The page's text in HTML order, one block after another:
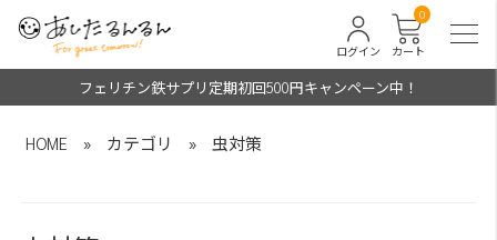
カート
0
ログイン
フェリチン鉄サプリ定期初回500円キャンペーン中！
HOME » カテゴリ » 虫対策